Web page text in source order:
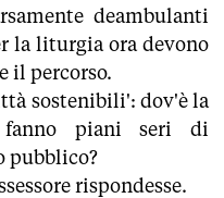
deambulanti
la liturgia ora devono
il percorso.
sostenibili': dov'è la
piani seri di
pubblico?
rispondesse.